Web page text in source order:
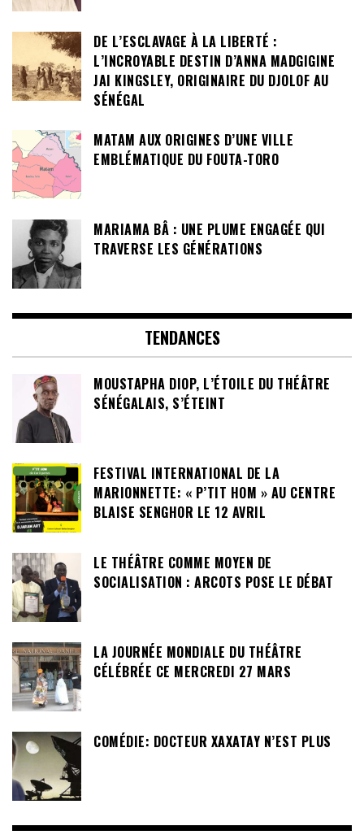
DE L’ESCLAVAGE À LA LIBERTÉ :
L’INCROYABLE DESTIN D’ANNA MADGIGINE
JAI KINGSLEY, ORIGINAIRE DU DJOLOF AU
SÉNÉGAL
MATAM AUX ORIGINES D’UNE VILLE
EMBLÉMATIQUE DU FOUTA-TORO
MARIAMA BÂ : UNE PLUME ENGAGÉE QUI
TRAVERSE LES GÉNÉRATIONS
TENDANCES
MOUSTAPHA DIOP, L’ÉTOILE DU THÉÂTRE
SÉNÉGALAIS, S’ÉTEINT
FESTIVAL INTERNATIONAL DE LA
MARIONNETTE: « P’TIT HOM » AU CENTRE
BLAISE SENGHOR LE 12 AVRIL
LE THÉÂTRE COMME MOYEN DE
SOCIALISATION : ARCOTS POSE LE DÉBAT
LA JOURNÉE MONDIALE DU THÉÂTRE
CÉLÉBRÉE CE MERCREDI 27 MARS
COMÉDIE: DOCTEUR XAXATAY N’EST PLUS